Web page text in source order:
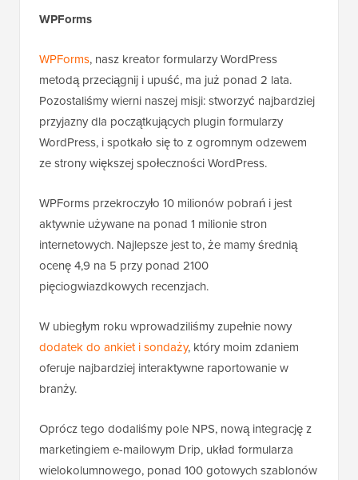
WPForms
WPForms, nasz kreator formularzy WordPress
metodą przeciągnij i upuść, ma już ponad 2 lata.
Pozostaliśmy wierni naszej misji: stworzyć najbardziej
przyjazny dla początkujących plugin formularzy
WordPress, i spotkało się to z ogromnym odzewem
ze strony większej społeczności WordPress.
WPForms przekroczyło 10 milionów pobrań i jest
aktywnie używane na ponad 1 milionie stron
internetowych. Najlepsze jest to, że mamy średnią
ocenę 4,9 na 5 przy ponad 2100
pięciogwiazdkowych recenzjach.
W ubiegłym roku wprowadziliśmy zupełnie nowy
dodatek do ankiet i sondaży, który moim zdaniem
oferuje najbardziej interaktywne raportowanie w
branży.
Oprócz tego dodaliśmy pole NPS, nową integrację z
marketingiem e-mailowym Drip, układ formularza
wielokolumnowego, ponad 100 gotowych szablonów